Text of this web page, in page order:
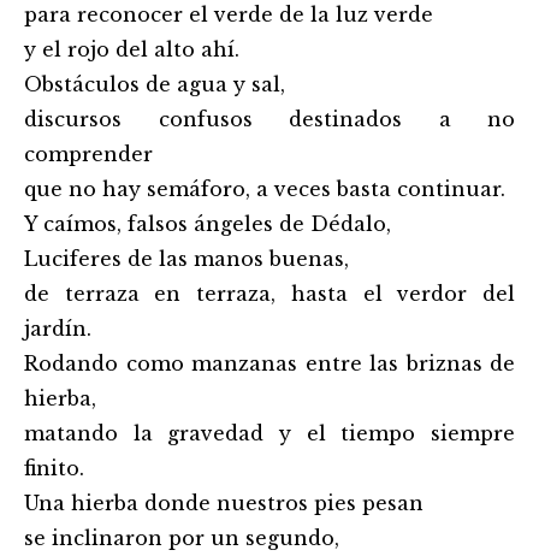
para reconocer el verde de la luz verde
y el rojo del alto ahí.
Obstáculos de agua y sal,
discursos confusos destinados a no
comprender
que no hay semáforo, a veces basta continuar.
Y caímos, falsos ángeles de Dédalo,
Luciferes de las manos buenas,
de terraza en terraza, hasta el verdor del
jardín.
Rodando como manzanas entre las briznas de
hierba,
matando la gravedad y el tiempo siempre
finito.
Una hierba donde nuestros pies pesan
se inclinaron por un segundo,